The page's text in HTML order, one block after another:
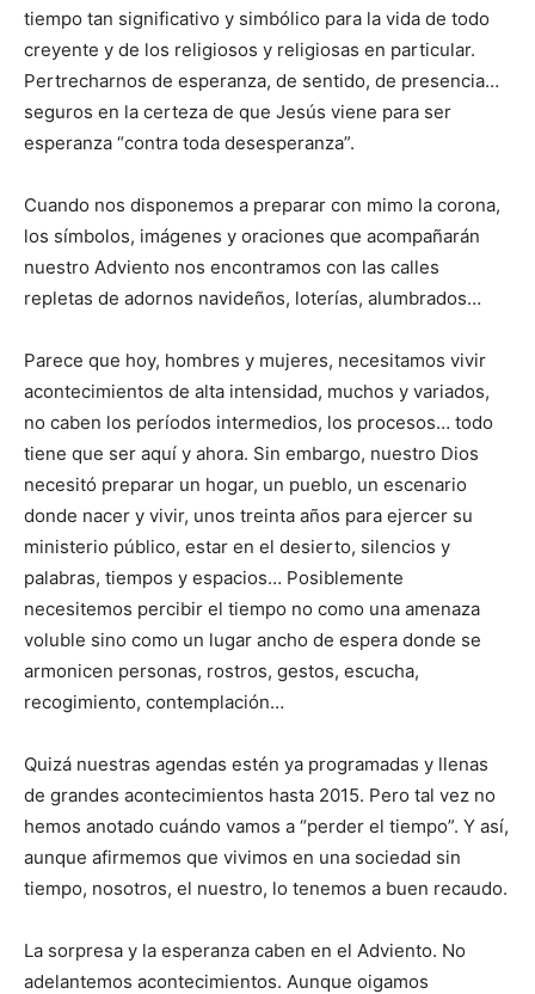
tiempo tan significativo y simbólico para la vida de todo
creyente y de los religiosos y religiosas en particular.
Pertrecharnos de esperanza, de sentido, de presencia…
seguros en la certeza de que Jesús viene para ser
esperanza “contra toda desesperanza”.
Cuando nos disponemos a preparar con mimo la corona,
los símbolos, imágenes y oraciones que acompañarán
nuestro Adviento nos encontramos con las calles
repletas de adornos navideños, loterías, alumbrados…
Parece que hoy, hombres y mujeres, necesitamos vivir
acontecimientos de alta intensidad, muchos y variados,
no caben los períodos intermedios, los procesos… todo
tiene que ser aquí y ahora. Sin embargo, nuestro Dios
necesitó preparar un hogar, un pueblo, un escenario
donde nacer y vivir, unos treinta años para ejercer su
ministerio público, estar en el desierto, silencios y
palabras, tiempos y espacios… Posiblemente
necesitemos percibir el tiempo no como una amenaza
voluble sino como un lugar ancho de espera donde se
armonicen personas, rostros, gestos, escucha,
recogimiento, contemplación…
Quizá nuestras agendas estén ya programadas y llenas
de grandes acontecimientos hasta 2015. Pero tal vez no
hemos anotado cuándo vamos a “perder el tiempo”. Y así,
aunque afirmemos que vivimos en una sociedad sin
tiempo, nosotros, el nuestro, lo tenemos a buen recaudo.
La sorpresa y la esperanza caben en el Adviento. No
adelantemos acontecimientos. Aunque oigamos